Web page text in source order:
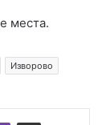
места.
Изворово